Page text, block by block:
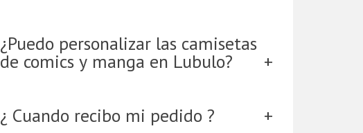
¿Puedo personalizar las camisetas
de comics y manga en Lubulo?
¿ Cuando recibo mi pedido ?